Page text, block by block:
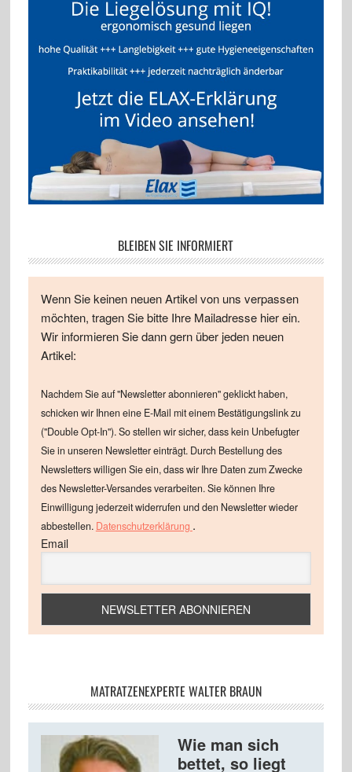
BLEIBEN SIE INFORMIERT
Wenn Sie keinen neuen Artikel von uns verpassen
möchten, tragen Sie bitte Ihre Mailadresse hier ein.
Wir informieren Sie dann gern über jeden neuen
Artikel:
Nachdem Sie auf "Newsletter abonnieren" geklickt haben,
schicken wir Ihnen eine E-Mail mit einem Bestätigungslink zu
("Double Opt-In"). So stellen wir sicher, dass kein Unbefugter
Sie in unseren Newsletter einträgt. Durch Bestellung des
Newsletters willigen Sie ein, dass wir Ihre Daten zum Zwecke
des Newsletter-Versandes verarbeiten. Sie können Ihre
Einwilligung jederzeit widerrufen und den Newsletter wieder
abbestellen. Datenschutzerklärung .
Email
MATRATZENEXPERTE WALTER BRAUN
Wie man sich
bettet, so liegt